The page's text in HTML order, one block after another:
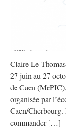
Claire Le
27 juin au 27
de Caen
organisée par
Caen/Cherbourg.
commander […]